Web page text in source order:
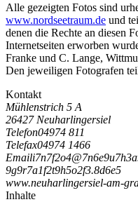
Alle gezeigten Fotos sind
www.nordseetraum.de und
denen die Rechte an diesen
Internetseiten erworben
Franke und C. Lange,
Den jeweiligen Fotografen
Kontakt
Mühlenstrich 5 A
26427 Neuharlingersiel
Telefon04974 811
Telefax04974 1466
Emaili7n7f2o4@7n6e9u7h3a
9g9r7a1f2t9h5o2f3.8d6e5
www.neuharlingersiel-am-
Inhalte